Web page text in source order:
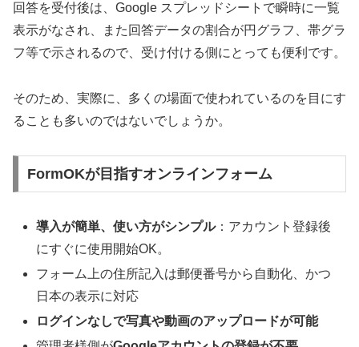
回答を受付後は、Google スプレッドシートで瞬時に一覧
表示がなされ、また回答データの割合が円グラフ、帯グラ
フ等で示されるので、受け付ける側にとっても便利です。
そのため、実際に、多くの場面で使われているのを目にす
ることも多いのではないでしょうか。
FormOKが目指すオンラインフォーム
導入が簡単、使い方がシンプル：アカウント登録後
にすぐに使用開始OK。
フォーム上の住所記入は郵便番号から自動化、かつ
日本の表示に対応
ログインなしで写真や動画のアップロードが可能